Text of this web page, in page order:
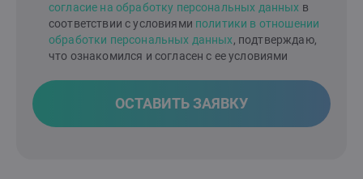
согласие на обработку персональных данных в
соответствии с условиями политики в отношении
обработки персональных данных, подтверждаю,
что ознакомился и согласен с ее условиями
ОСТАВИТЬ ЗАЯВКУ